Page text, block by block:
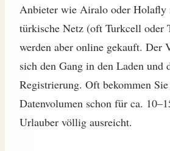
Anbieter wie Airalo oder Holafly
türkische Netz (oft Turkcell oder
werden aber online gekauft. Der
sich den Gang in den Laden und
Registrierung. Oft bekommen
Datenvolumen schon für ca.
Urlauber völlig ausreicht.